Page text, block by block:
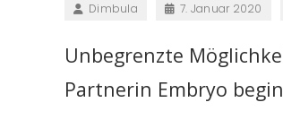
Dimbula 7. Januar 2020
Unbegrenzte
Partnerin Embryo